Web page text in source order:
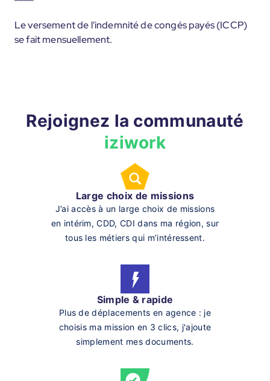
Le versement de l'indemnité de congés payés (ICCP)
se fait mensuellement.
Rejoignez la communauté
iziwork
Large choix de missions
J’ai accès à un large choix de missions
en intérim, CDD, CDI dans ma région, sur
tous les métiers qui m’intéressent.
Simple & rapide
Plus de déplacements en agence : je
choisis ma mission en 3 clics, j'ajoute
simplement mes documents.